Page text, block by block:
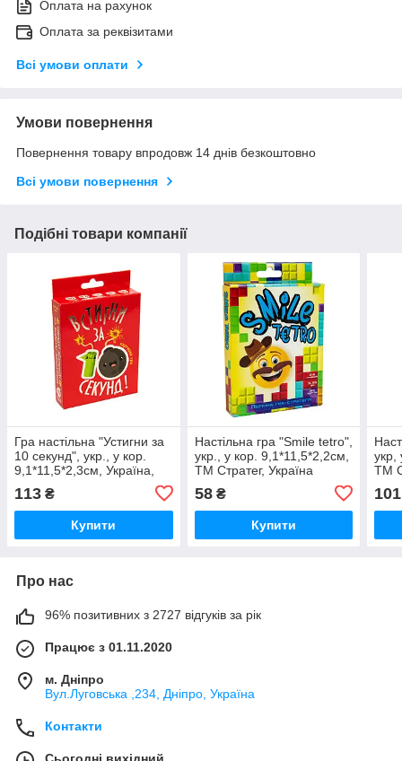
Оплата на рахунок
Оплата за реквізитами
Всі умови оплати
Умови повернення
Повернення товару впродовж 14 днів безкоштовно
Всі умови повернення
Подібні товари компанії
Гра настільна "Устигни за
10 секунд", укр., у кор.
9,1*11,5*2,3см, Україна,
113 ₴
Купити
Настільна гра "Smile tetro",
укр., у кор. 9,1*11,5*2,2см,
ТМ Стратег, Україна
58₴
Купити
укр,
ТМ
101
Про нас
96% позитивних з 2727 відгуків за рік
Працює з 01.11.2020
м. Дніпро
Вул.Луговська ,234, Дніпро, Україна
Контакти